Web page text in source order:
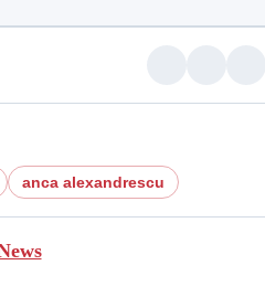
anca alexandrescu